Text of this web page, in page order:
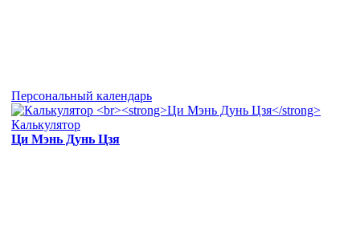
Персональный календарь
Калькулятор
Ци Мэнь Дунь Цзя